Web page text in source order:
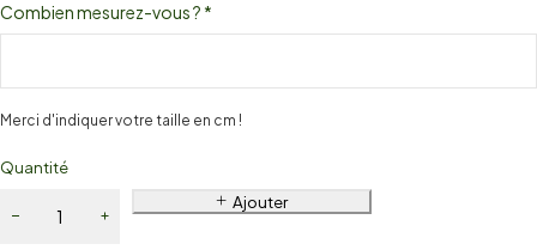
Combien mesurez-vous ? *
Merci d'indiquer votre taille en cm !
Quantité
Ajouter